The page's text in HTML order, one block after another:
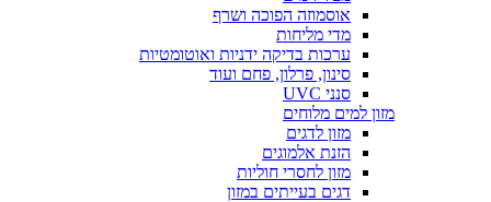
אוסמוזה הפוכה ושרף
מדי מליחות
ערכות בדיקה ידניות ואוטומטיות
סינון, פרלון, פחם ועוד
סנני UVC
מזון למים מלוחים
מזון לדגים
הזנת אלמוגים
מזון לחסרי חוליות
דגים בעייתים במזון